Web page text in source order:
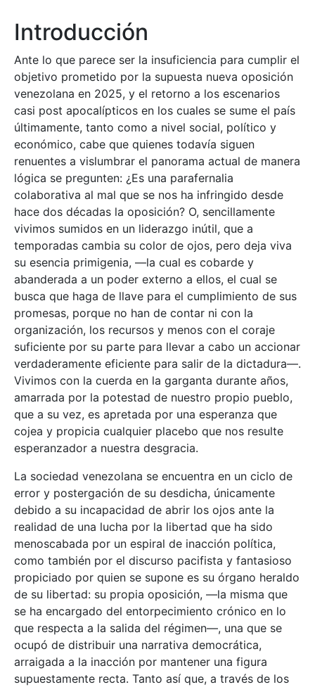
Introducción
Ante lo que parece ser la insuficiencia para cumplir el
objetivo prometido por la supuesta nueva oposición
venezolana en 2025, y el retorno a los escenarios
casi post apocalípticos en los cuales se sume el país
últimamente, tanto como a nivel social, político y
económico, cabe que quienes todavía siguen
renuentes a vislumbrar el panorama actual de manera
lógica se pregunten: ¿Es una parafernalia
colaborativa al mal que se nos ha infringido desde
hace dos décadas la oposición? O, sencillamente
vivimos sumidos en un liderazgo inútil, que a
temporadas cambia su color de ojos, pero deja viva
su esencia primigenia, —la cual es cobarde y
abanderada a un poder externo a ellos, el cual se
busca que haga de llave para el cumplimiento de sus
promesas, porque no han de contar ni con la
organización, los recursos y menos con el coraje
suficiente por su parte para llevar a cabo un accionar
verdaderamente eficiente para salir de la dictadura—.
Vivimos con la cuerda en la garganta durante años,
amarrada por la potestad de nuestro propio pueblo,
que a su vez, es apretada por una esperanza que
cojea y propicia cualquier placebo que nos resulte
esperanzador a nuestra desgracia.
La sociedad venezolana se encuentra en un ciclo de
error y postergación de su desdicha, únicamente
debido a su incapacidad de abrir los ojos ante la
realidad de una lucha por la libertad que ha sido
menoscabada por un espiral de inacción política,
como también por el discurso pacifista y fantasioso
propiciado por quien se supone es su órgano heraldo
de su libertad: su propia oposición, —la misma que
se ha encargado del entorpecimiento crónico en lo
que respecta a la salida del régimen—, una que se
ocupó de distribuir una narrativa democrática,
arraigada a la inacción por mantener una figura
supuestamente recta. Tanto así que, a través de los